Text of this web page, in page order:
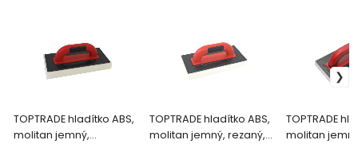
TOPTRADE hladítko ABS,
molitan jemný,
TOPTRADE hladítko ABS,
molitan jemný, rezaný,
TOPTRADE
molitan